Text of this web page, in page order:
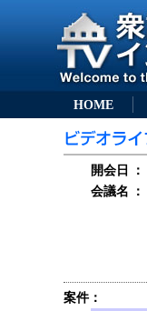
HOME
開会日 ：
会議名
：
案件：